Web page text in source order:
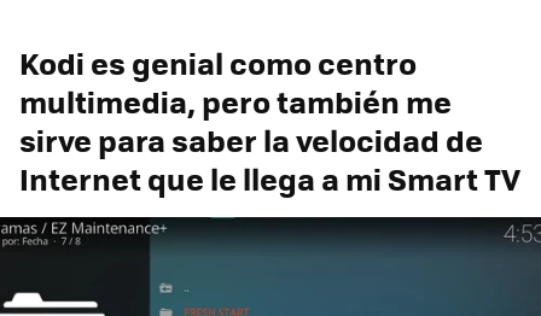
Kodi es genial como centro
multimedia, pero también me
sirve para saber la velocidad de
Internet que le llega a mi Smart TV